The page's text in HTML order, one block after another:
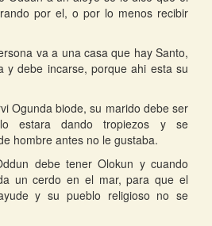
por el, o por lo menos recibir
va a una casa que hay Santo,
y debe incarse, porque ahi esta su
Ogunda biode, su marido debe ser
estara dando tropiezos y se
hombre antes no le gustaba.
debe tener Olokun y cuando
un cerdo en el mar, para que el
y su pueblo religioso no se